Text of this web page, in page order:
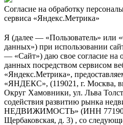
Согласие на обработку
сервиса «Яндекс.Метрика»
Я (далее — «Пользователь» или
данных») при использовании
— «Сайт») даю свое согласие на
данных посредством сервисом
«Яндекс.Метрика»,
«ЯНДЕКС», (119021, г. Москва,
Округ Хамовники, ул. Льва
содействия развитию рынка
НЕДВИЖИМОСТЬ» (ИНН
Щербаковская, д. 3) , со